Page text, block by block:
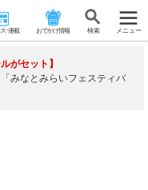
･連載 おでかけ情報 検 索 メニュー
がセット】
みなとみらいフェスティバ